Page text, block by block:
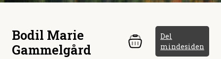
Bodil Marie
Gammelgård
Del
mindesiden